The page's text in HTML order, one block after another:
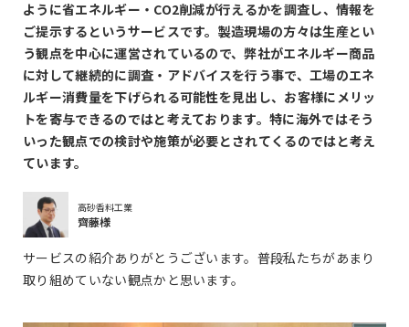
ように省エネルギー・CO2削減が行えるかを調査し、情報を
ご提示するというサービスです。製造現場の方々は生産とい
う観点を中心に運営されているので、弊社がエネルギー商品
に対して継続的に調査・アドバイスを行う事で、工場のエネ
ルギー消費量を下げられる可能性を見出し、お客様にメリッ
トを寄与できるのではと考えております。特に海外ではそう
いった観点での検討や施策が必要とされてくるのではと考え
ています。
高砂香料工業
齊藤様
サービスの紹介ありがとうございます。普段私たちがあまり
取り組めていない観点かと思います。